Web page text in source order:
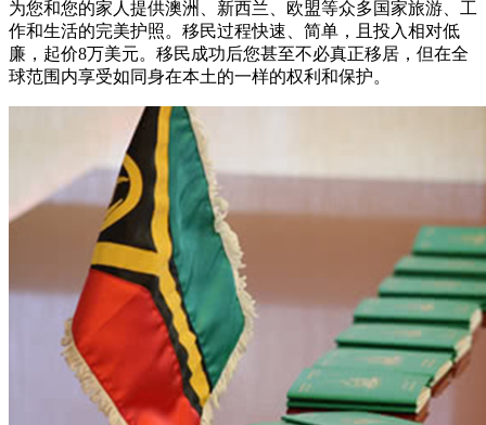
为您和您的家人提供澳洲、新西兰、欧盟等众多国家旅游、工
作和生活的完美护照。移民过程快速、简单，且投入相对低
廉，起价8万美元。移民成功后您甚至不必真正移居，但在全
球范围内享受如同身在本土的一样的权利和保护。